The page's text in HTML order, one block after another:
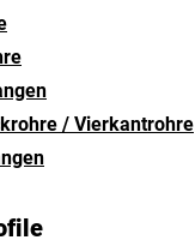
/ Vierkantrohre